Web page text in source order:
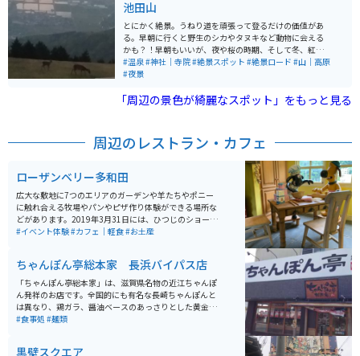
ます。スカイテラスでは伊吹そばや薬草ソフトクリーム
など品数豊富なメニューがあります。 お土産もこちらで
購入することができます。 山頂駐車場まで約30分ほどで
たどり着くことができます。 完全舗装されていて、走行
に不便はありません。駐車場も広くてゆとりがありま
す。 雪の降る冬は閉鎖されますが、春以降秋までオープ
見ながら楽しめますし、伊吹山に生息するイヌワシは圧
巻です。 山頂の景色はもちろん絶景ですが、走行中の景
撮られる方も数多くいらっしゃいます。 景色を見て、美
自動二輪車2200円です。125cc以下の場合は通行不可に
なります。 出発する前に、HPより山頂の天候情報と、ラ
イブカメラで山頂の様子を見ることができます。通行料
の割引も印刷できます。
池田山
とにかく絶景。うねり道を頑張って登るだけの価値があ
る。早朝に行くと野生のシカやタヌキなど動物に会える
かも？！早朝もいいが、夜や桜の時期、そして冬、紅葉
などいつ足を運んでも得した気分とエネルギーがもらえ
ます。
#温泉#神社｜寺院#絶景スポット #絶景ロード #山｜高原
#夜景
「周辺の景色が綺麗なスポット」をもっと見る
周辺のレストラン・カフェ
ローザンベリー多和田
広大な敷地に7つのエリアのガーデンや羊たちやポニー
に触れ合える牧場やパンやピザ作り体験ができる場所な
どがあります。2019年3月31日には、ひつじのショーン
ファームガーデンがオープンしました。アニメに登場す
です。
#イベント体験#カフェ｜軽食#お土産
ちゃんぽん亭総本家 長浜バイパス店
「ちゃんぽん亭総本家」は、滋賀県名物の近江ちゃんぽ
ん発祥のお店です。全国的にも有名な長崎ちゃんぽんと
は異なり、鶏ガラ、醤油ベースのあっさりとした黄金ス
ープが癖になる味わいです。ストレートの平麺にキャベ
#食事処 #麺類
黒壁スクエア